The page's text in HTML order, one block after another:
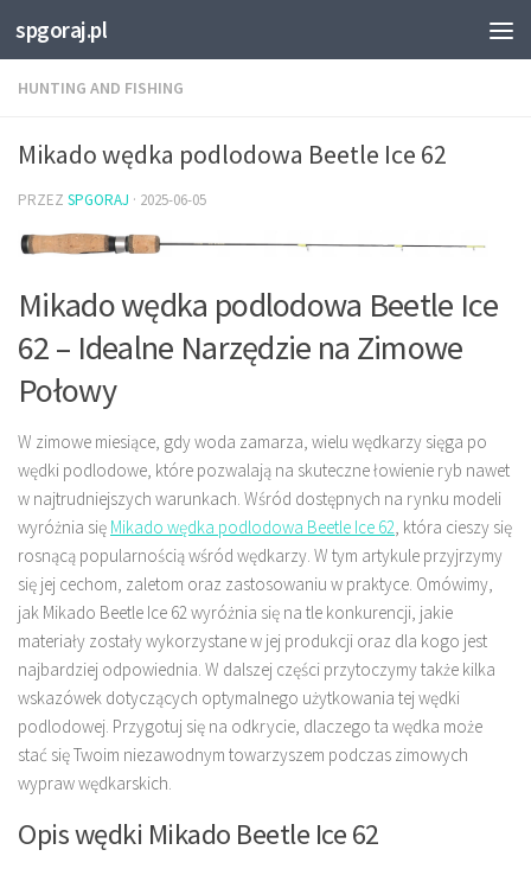
Przejdź do treści
spgoraj.pl
HUNTING AND FISHING
Mikado wędka podlodowa Beetle Ice 62
PRZEZ SPGORAJ · 2025-06-05
Mikado wędka podlodowa Beetle Ice
62 – Idealne Narzędzie na Zimowe
Połowy
W zimowe miesiące, gdy woda zamarza, wielu wędkarzy sięga po
wędki podlodowe, które pozwalają na skuteczne łowienie ryb nawet
w najtrudniejszych warunkach. Wśród dostępnych na rynku modeli
wyróżnia się Mikado wędka podlodowa Beetle Ice 62, która cieszy się
rosnącą popularnością wśród wędkarzy. W tym artykule przyjrzymy
się jej cechom, zaletom oraz zastosowaniu w praktyce. Omówimy,
jak Mikado Beetle Ice 62 wyróżnia się na tle konkurencji, jakie
materiały zostały wykorzystane w jej produkcji oraz dla kogo jest
najbardziej odpowiednia. W dalszej części przytoczymy także kilka
wskazówek dotyczących optymalnego użytkowania tej wędki
podlodowej. Przygotuj się na odkrycie, dlaczego ta wędka może
stać się Twoim niezawodnym towarzyszem podczas zimowych
wypraw wędkarskich.
Opis wędki Mikado Beetle Ice 62